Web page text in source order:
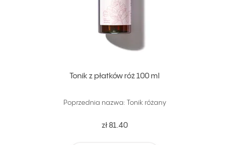
Tonik z płatków róż 100 ml
Poprzednia nazwa: Tonik różany
zł 81.40